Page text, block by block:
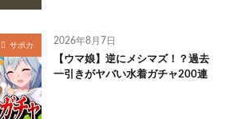
サポカ 2026年8月7日
【ウマ娘】逆にメシマズ！？過去
一引きがヤバい水着ガチャ200連